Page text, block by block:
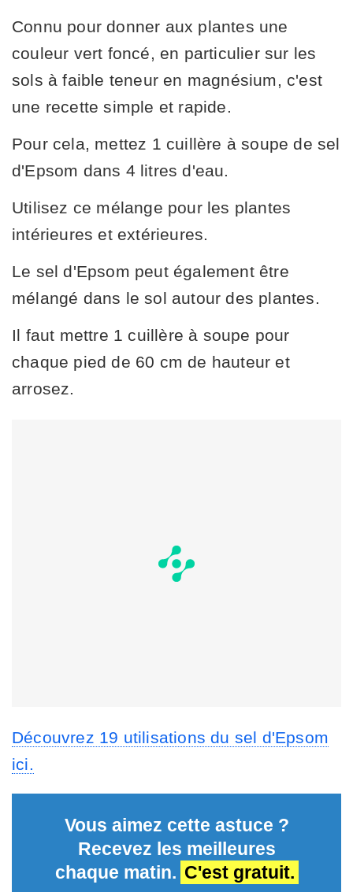
Connu pour donner aux plantes une
couleur vert foncé, en particulier sur les
sols à faible teneur en magnésium, c'est
une recette simple et rapide.
Pour cela, mettez 1 cuillère à soupe de sel
d'Epsom dans 4 litres d'eau.
Utilisez ce mélange pour les plantes
intérieures et extérieures.
Le sel d'Epsom peut également être
mélangé dans le sol autour des plantes.
Il faut mettre 1 cuillère à soupe pour
chaque pied de 60 cm de hauteur et
arrosez.
Découvrez 19 utilisations du sel d'Epsom
ici.
Vous aimez cette astuce ?
Recevez les meilleures
chaque matin. C'est gratuit.